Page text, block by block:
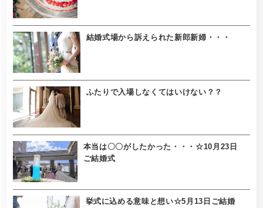
結婚式場から訴えられた新郎新婦・・・
ふたりで入場しなくてはいけない？？
本当は〇〇がしたかった・・・☆10月23日
ご結婚式
挙式に込める意味と想い☆5月13日ご結婚